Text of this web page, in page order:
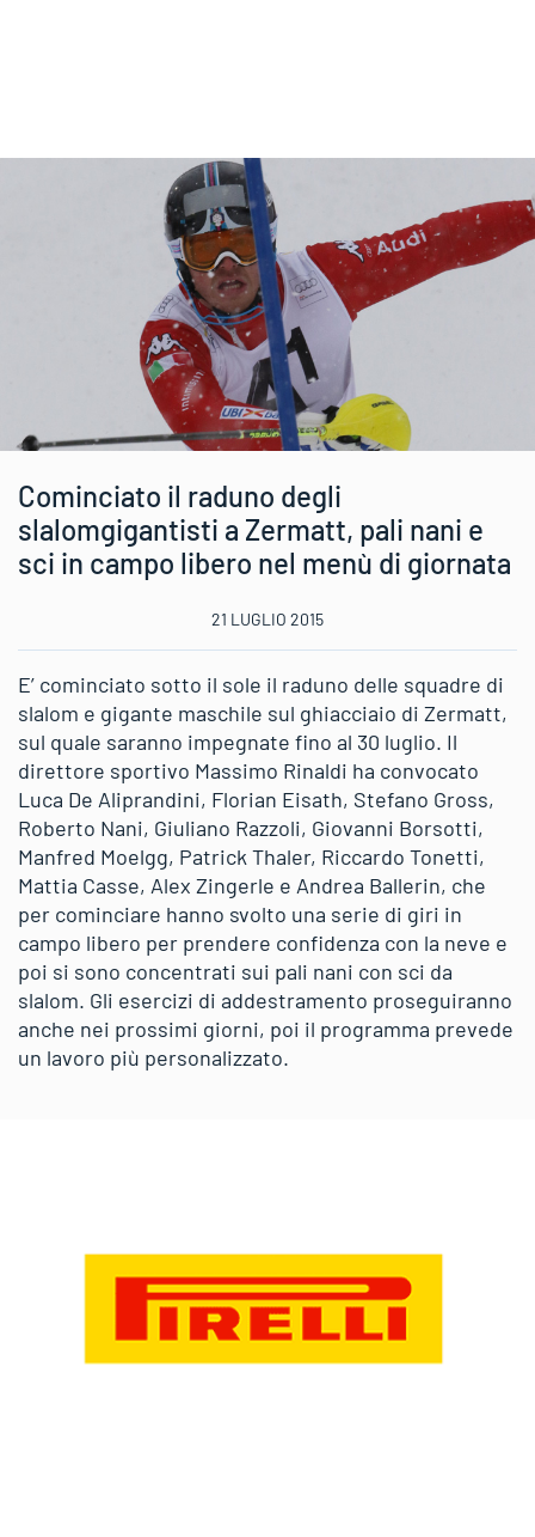
Cominciato il raduno degli
slalomgigantisti a Zermatt, pali nani e
sci in campo libero nel menù di giornata
21 LUGLIO 2015
E’ cominciato sotto il sole il raduno delle squadre di
slalom e gigante maschile sul ghiacciaio di Zermatt,
sul quale saranno impegnate fino al 30 luglio. Il
direttore sportivo Massimo Rinaldi ha convocato
Luca De Aliprandini, Florian Eisath, Stefano Gross,
Roberto Nani, Giuliano Razzoli, Giovanni Borsotti,
Manfred Moelgg, Patrick Thaler, Riccardo Tonetti,
Mattia Casse, Alex Zingerle e Andrea Ballerin, che
per cominciare hanno svolto una serie di giri in
campo libero per prendere confidenza con la neve e
poi si sono concentrati sui pali nani con sci da
slalom. Gli esercizi di addestramento proseguiranno
anche nei prossimi giorni, poi il programma prevede
un lavoro più personalizzato.